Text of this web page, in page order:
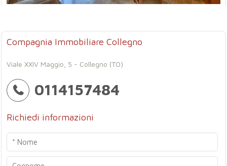
Compagnia Immobiliare Collegno
Viale XXIV Maggio, 5 - Collegno (TO)
0114157484
Richiedi informazioni